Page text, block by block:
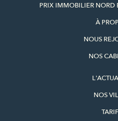
PRIX IMMOBILIER NORD
À
NOUS
NOS
NOS